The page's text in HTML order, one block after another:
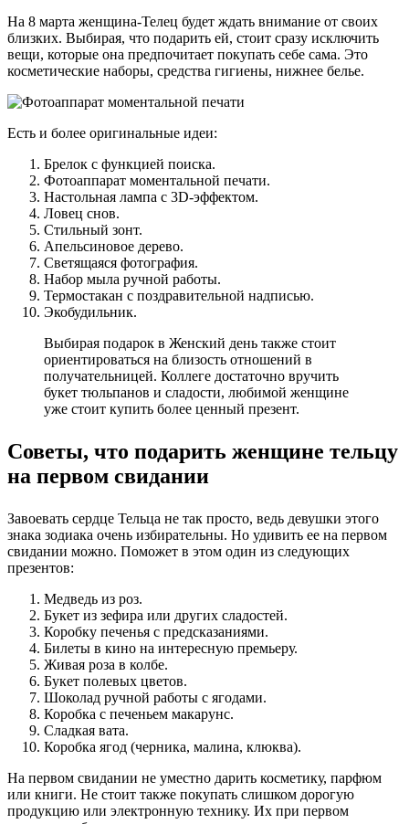
На 8 марта женщина-Телец будет ждать внимание от своих
близких. Выбирая, что подарить ей, стоит сразу исключить
вещи, которые она предпочитает покупать себе сама. Это
косметические наборы, средства гигиены, нижнее белье.
Есть и более оригинальные идеи:
Брелок с функцией поиска.
Фотоаппарат моментальной печати.
Настольная лампа с 3D-эффектом.
Ловец снов.
Стильный зонт.
Апельсиновое дерево.
Светящаяся фотография.
Набор мыла ручной работы.
Термостакан с поздравительной надписью.
Экобудильник.
Выбирая подарок в Женский день также стоит
ориентироваться на близость отношений в
получательницей. Коллеге достаточно вручить
букет тюльпанов и сладости, любимой женщине
уже стоит купить более ценный презент.
Советы, что подарить женщине тельцу
на первом свидании
Завоевать сердце Тельца не так просто, ведь девушки этого
знака зодиака очень избирательны. Но удивить ее на первом
свидании можно. Поможет в этом один из следующих
презентов:
Медведь из роз.
Букет из зефира или других сладостей.
Коробку печенья с предсказаниями.
Билеты в кино на интересную премьеру.
Живая роза в колбе.
Букет полевых цветов.
Шоколад ручной работы с ягодами.
Коробка с печеньем макарунс.
Сладкая вата.
Коробка ягод (черника, малина, клюква).
На первом свидании не уместно дарить косметику, парфюм
или книги. Не стоит также покупать слишком дорогую
продукцию или электронную технику. Их при первом